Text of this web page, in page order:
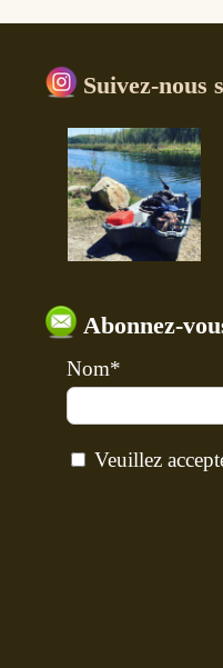
Suivez-nous
Abonnez-
Nom*
Veuillez